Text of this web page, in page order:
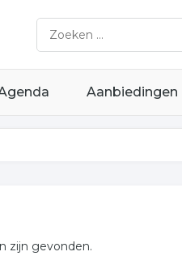
Aanbiedingen
zijn gevonden.